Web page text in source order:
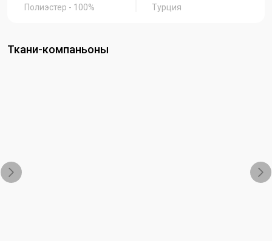
Полиэстер - 100%
Турция
Ткани-компаньоны